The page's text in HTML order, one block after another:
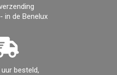
in de Benelux
besteld,